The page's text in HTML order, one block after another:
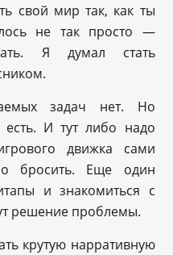
свой мир так, как ты
не так просто —
Я думал стать
задач нет. Но
И тут либо надо
движка сами
бросить. Еще один
и знакомиться с
решение проблемы.
крутую нарративную